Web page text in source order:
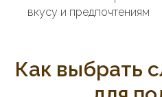
вкусу и предпочтениям
Как выбрать